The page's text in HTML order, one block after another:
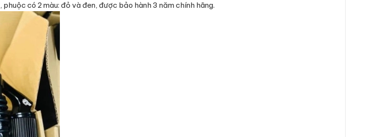
, phuộc có 2 màu: đỏ và đen, được bảo hành 3 năm chính hãng.